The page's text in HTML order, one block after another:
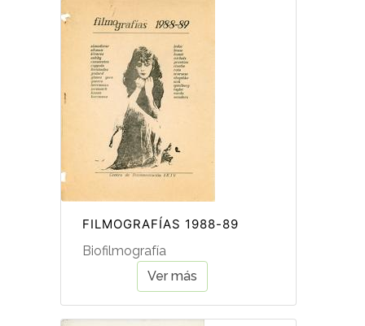
FILMOGRAFÍAS 1988-89
Biofilmografía
Ver más